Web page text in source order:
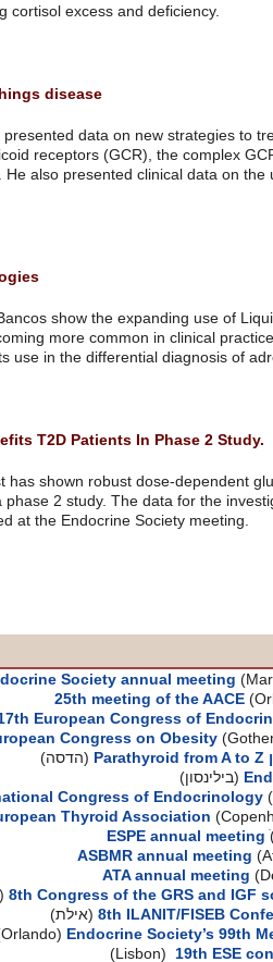
technology around the world for
In the pipeline for the treatment of
Dr Gunter Stalla, from Max Plank
expanding knowledge regarding
by HSP90 inhibitors with promising
Recent advances in laboratory
Data from Mayo Clinic presented by
Resolution Mass Spectometry (LCSM)
better assessment of steroids profile
Oral Formulation of GLP-1 Agonist
A novel oral formulation of a GLP-1
reductions in patients with early T2DM
Novo Nordisk’s semaglutide were
Pediatric
The 39th meeting of